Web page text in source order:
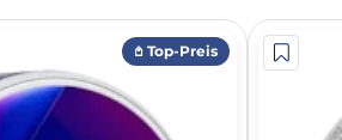
𖤘 Top-Preis